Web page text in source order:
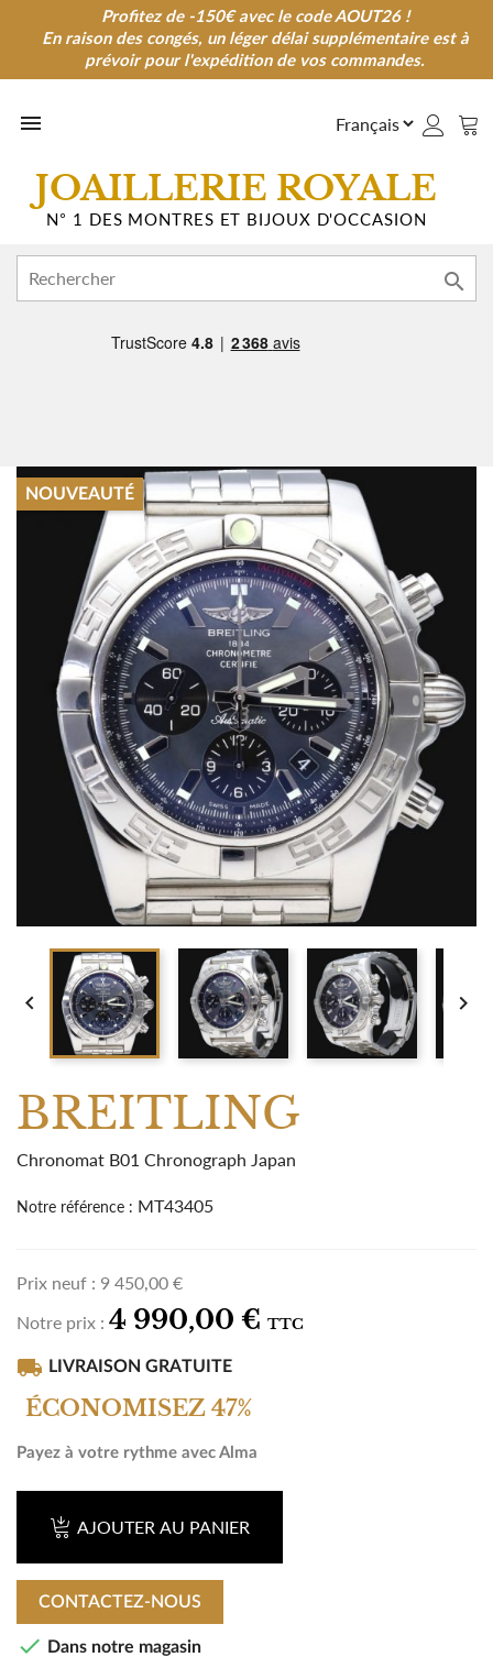
Profitez de -150€ avec le code AOUT26 !
En raison des congés, un léger délai supplémentaire est à
prévoir pour l'expédition de vos commandes.
Profitez de -150€ avec le code AOUT26 !
En raison des congés, un léger délai supplémentaire est à
prévoir pour l'expédition de vos commandes.

JOAILLERIE ROYALE
N° 1 DES MONTRES ET BIJOUX D'OCCASION

NOUVEAUTÉ
 
BREITLING
Chronomat B01 Chronograph Japan
Notre référence : MT43405
Prix neuf : 9 450,00 €
Notre prix : 4 990,00 € TTC
local_shipping LIVRAISON GRATUITE
ÉCONOMISEZ 47%
Payez à votre rythme avec Alma
AJOUTER AU PANIER
CONTACTEZ-NOUS
 Dans notre magasin